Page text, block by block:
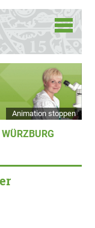
Animation stoppen